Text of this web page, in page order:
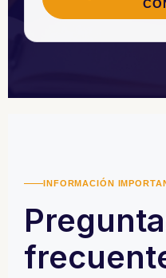
INFORMACIÓN